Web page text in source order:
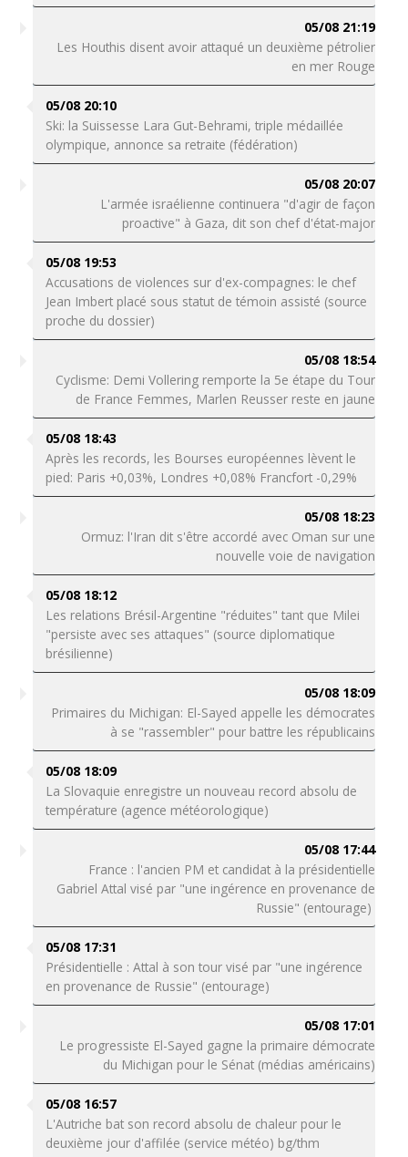
05/08 21:19
Les Houthis disent avoir attaqué un deuxième pétrolier
en mer Rouge
05/08 20:10
Ski: la Suissesse Lara Gut-Behrami, triple médaillée
olympique, annonce sa retraite (fédération)
05/08 20:07
L'armée israélienne continuera "d'agir de façon
proactive" à Gaza, dit son chef d'état-major
05/08 19:53
Accusations de violences sur d'ex-compagnes: le chef
Jean Imbert placé sous statut de témoin assisté (source
proche du dossier)
05/08 18:54
Cyclisme: Demi Vollering remporte la 5e étape du Tour
de France Femmes, Marlen Reusser reste en jaune
05/08 18:43
Après les records, les Bourses européennes lèvent le
pied: Paris +0,03%, Londres +0,08% Francfort -0,29%
05/08 18:23
Ormuz: l'Iran dit s'être accordé avec Oman sur une
nouvelle voie de navigation
05/08 18:12
Les relations Brésil-Argentine "réduites" tant que Milei
"persiste avec ses attaques" (source diplomatique
brésilienne)
05/08 18:09
Primaires du Michigan: El-Sayed appelle les démocrates
à se "rassembler" pour battre les républicains
05/08 18:09
La Slovaquie enregistre un nouveau record absolu de
température (agence météorologique)
05/08 17:44
France : l'ancien PM et candidat à la présidentielle
Gabriel Attal visé par "une ingérence en provenance de
Russie" (entourage)
05/08 17:31
Présidentielle : Attal à son tour visé par "une ingérence
en provenance de Russie" (entourage)
05/08 17:01
Le progressiste El-Sayed gagne la primaire démocrate
du Michigan pour le Sénat (médias américains)
05/08 16:57
L'Autriche bat son record absolu de chaleur pour le
deuxième jour d'affilée (service météo) bg/thm